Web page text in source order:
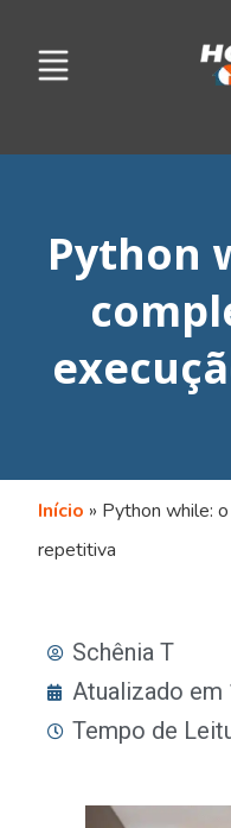
Python
Início » Python while:
repetitiva
Schênia T
Atualizado
Tempo de